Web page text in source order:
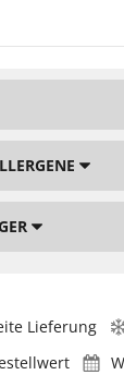
Lieferung